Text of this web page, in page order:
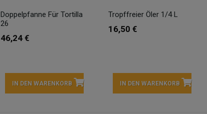
Doppelpfanne Für Tortilla
26
46,24 €
IN DEN WARENKORB
Tropffreier Öler 1/4 L
16,50 €
IN DEN WARENKORB